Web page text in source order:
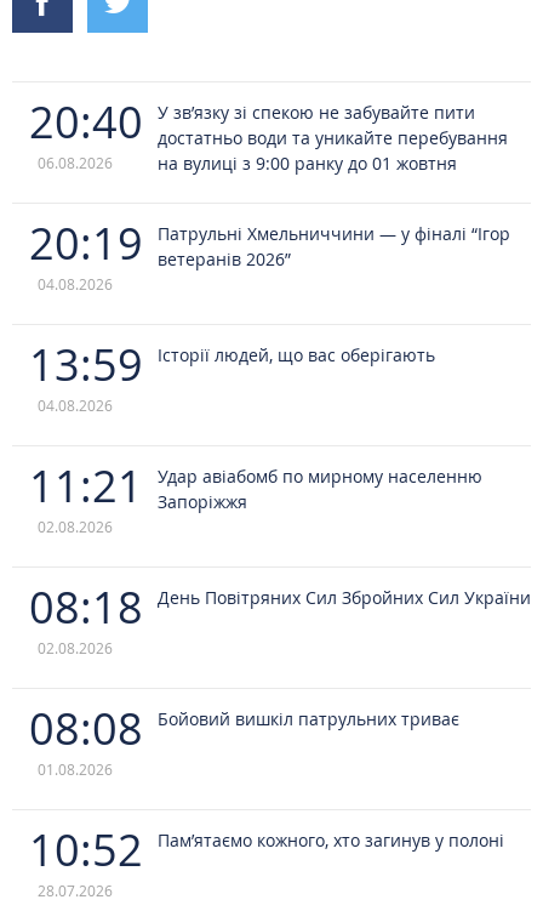
20:40
06.08.2026
У зв’язку зі спекою не забувайте пити
достатньо води та уникайте перебування
на вулиці з 9:00 ранку до 01 жовтня
20:19
04.08.2026
Патрульні Хмельниччини — у фіналі “Ігор
ветеранів 2026”
13:59
04.08.2026
Історії людей, що вас оберігають
11:21
02.08.2026
Удар авіабомб по мирному населенню
Запоріжжя
08:18
02.08.2026
День Повітряних Сил Збройних Сил України
08:08
01.08.2026
Бойовий вишкіл патрульних триває
10:52
28.07.2026
Пам’ятаємо кожного, хто загинув у полоні